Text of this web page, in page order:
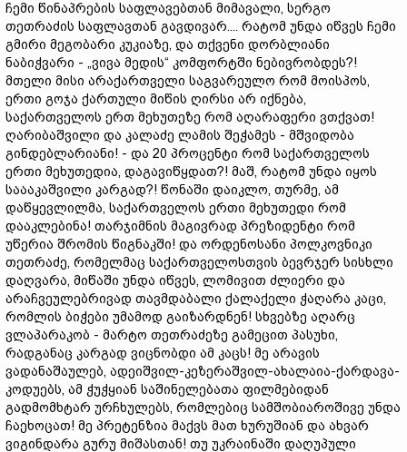
ჩემი წინაპრების საფლავებთან მიმავალი, სერგო
თეთრაძის საფლავთან გავდივარ.... რატომ უნდა იწვეს ჩემი
გმირი მეგობარი კუკიაზე, და თქვენი დორბლიანი
ნაბიჭვარი - „ვივა მედის“ კომფორტში ნებივრობდეს?!
მთელი მისი არაქართველი საგვარეულო რომ მოისპოს,
ერთი გოჯა ქართული მიწის ღირსი არ იქნება,
საქართველოს ერთ მეხუთეზე რომ აღარაფერი ვთქვათ!
ღარიბაშვილი და კალაძე ლამის შეჭამეს - მშვიდობა
გინდებლარიანი! - და 20 პროცენტი რომ საქართველოს
ერთი მეხუთედია, დაგავიწყდათ?! მაშ, რატომ უნდა იყოს
საააკაშვილი კარგად?! წონაში დაიკლო, თურმე, ამ
დაწყევლილმა, საქართველოს ერთი მეხუთედი რომ
დააკლებინა! თარჯიმნის მაგივრად პრეზიდენტი რომ
უწერია შრომის წიგნაკში! და ორდენოსანი პოლკოვნიკი
თეთრაძე, რომელმაც საქართველოსთვის ბევრჯერ სისხლი
დაღვარა, მიწაში უნდა იწვეს, ლომივით ძლიერი და
არაჩვეულებრივად თავმდაბალი ქალაქელი ჭაღარა კაცი,
რომლის ბიჭები უმამოდ გაიზარდნენ! სხვებზე აღარც
ვლაპარაკობ - მარტო თეთრაძეზე გამეცით პასუხი,
რადგანაც კარგად ვიცნობდი ამ კაცს! მე არავის
ვადანაშაულებ, ადეიშვილ-კეზერაშვილ-ახალაია-ქარდავა-
კოდუებს, ამ ჭუჭყიან საშინელებათა ფილმებიდან
გადმომხტარ ურჩხულებს, რომლებიც სამშობიაროშივე უნდა
ჩაეხოცათ! მე პრეტენზია მაქვს მათ ხურუშიან და ახვარ
ვიგინდარა გურუ მიშასთან! თუ უკრაინაში დაღუპული